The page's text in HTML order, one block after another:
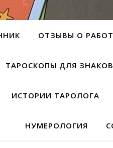
ОТЗЫВЫ О
ТАРОСКОПЫ ДЛЯ
ИСТОРИИ ТАРОЛОГА
НУМЕРОЛОГИЯ